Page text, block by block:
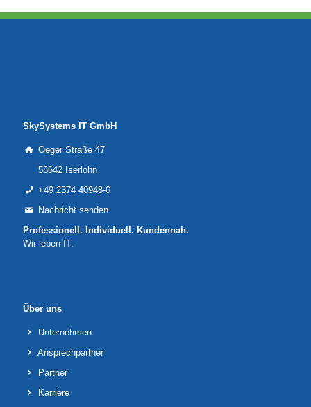
SkySystems IT GmbH
Oeger Straße 47
58642 Iserlohn
+49 2374 40948-0
Nachricht senden
Professionell. Individuell. Kundennah.
Wir leben IT.
Über uns
Unternehmen
Ansprechpartner
Partner
Karriere